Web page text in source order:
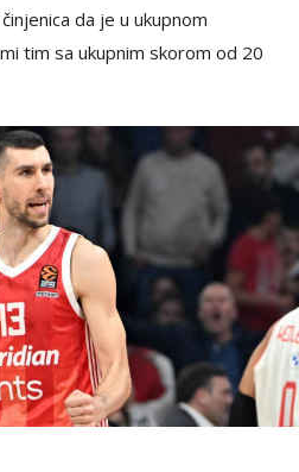
da je u ukupnom
tim sa ukupnim skorom od 20